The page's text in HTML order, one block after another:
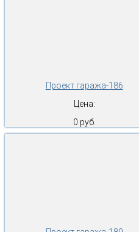
Проект гаража-186
Цена:
0 руб.